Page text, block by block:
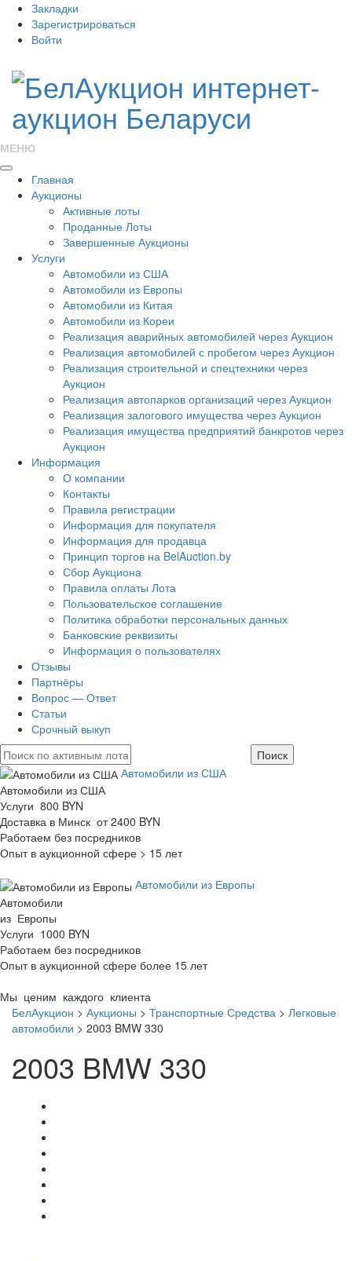
Закладки
Зарегистрироваться
Войти
МЕНЮ
Главная
Аукционы
Активные лоты
Проданные Лоты
Завершенные Аукционы
Услуги
Автомобили из США
Автомобили из Европы
Автомобили из Китая
Автомобили из Кореи
Реализация аварийных автомобилей через Аукцион
Реализация автомобилей с пробегом через Аукцион
Реализация строительной и спецтехники через
Аукцион
Реализация автопарков организаций через Аукцион
Реализация залогового имущества через Аукцион
Реализация имущества предприятий банкротов через
Аукцион
Информация
О компании
Контакты
Правила регистрации
Информация для покупателя
Информация для продавца
Принцип торгов на BelAuction.by
Сбор Аукциона
Правила оплаты Лота
Пользовательское соглашение
Политика обработки персональных данных
Банковские реквизиты
Информация о пользователях
Отзывы
Партнёры
Вопрос — Ответ
Статьи
Срочный выкуп
Автомобили из США
Автомобили из США
Услуги 800 BYN
Доставка в Минск от 2400 BYN
Работаем без посредников
Опыт в аукционной сфере > 15 лет
Автомобили из Европы
Автомобили
из Европы
Услуги 1000 BYN
Работаем без посредников
Опыт в аукционной сфере более 15 лет
Мы ценим каждого клиента
БелАукцион > Аукционы > Транспортные Средства > Легковые
автомобили > 2003 BMW 330
2003 BMW 330